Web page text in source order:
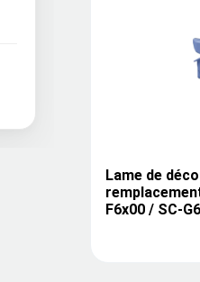
Lame de
F6x00 / SC-